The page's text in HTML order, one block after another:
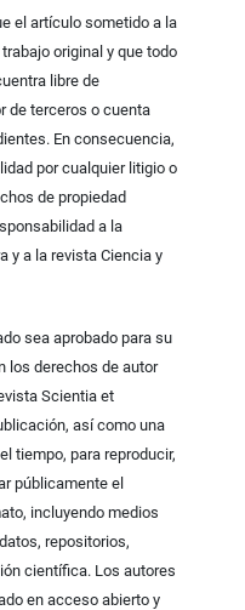
el artículo sometido a la
original y que todo
libre de
de terceros o cuenta
En consecuencia,
por cualquier litigio o
de propiedad
a la
y a la revista Ciencia y
sea aprobado para su
los derechos de autor
Scientia et
así como una
tiempo, para reproducir,
públicamente el
incluyendo medios
repositorios,
científica. Los autores
en acceso abierto y